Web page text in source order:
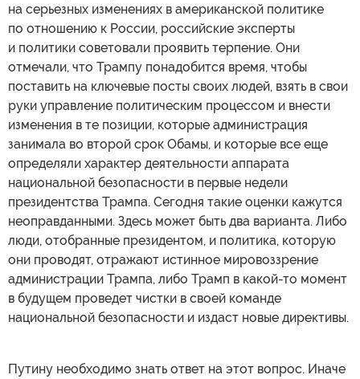
на серьезных изменениях в американской политике
по отношению к России, российские эксперты
и политики советовали проявить терпение. Они
отмечали, что Трампу понадобится время, чтобы
поставить на ключевые посты своих людей, взять в свои
руки управление политическим процессом и внести
изменения в те позиции, которые администрация
занимала во второй срок Обамы, и которые все еще
определяли характер деятельности аппарата
национальной безопасности в первые недели
президентства Трампа. Сегодня такие оценки кажутся
неоправданными. Здесь может быть два варианта. Либо
люди, отобранные президентом, и политика, которую
они проводят, отражают истинное мировоззрение
администрации Трампа, либо Трамп в какой-то момент
в будущем проведет чистки в своей команде
национальной безопасности и издаст новые директивы.
Путину необходимо знать ответ на этот вопрос. Иначе